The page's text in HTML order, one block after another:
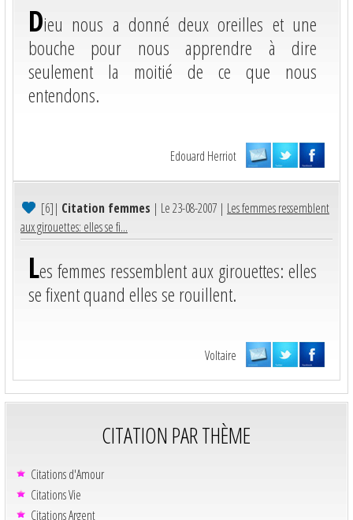
Dieu nous a donné deux oreilles et une
bouche pour nous apprendre à dire
seulement la moitié de ce que nous
entendons.
Edouard Herriot
[6]| Citation femmes | Le 23-08-2007 | Les femmes ressemblent
aux girouettes: elles se fi...
Les femmes ressemblent aux girouettes: elles
se fixent quand elles se rouillent.
Voltaire
CITATION PAR THÈME
Citations d'Amour
Citations Vie
Citations Argent